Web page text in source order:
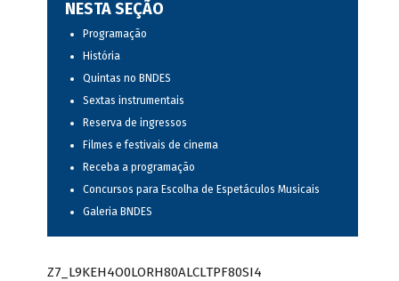
NESTA SEÇÃO
Programação
História
Quintas no BNDES
Sextas instrumentais
Reserva de ingressos
Filmes e festivais de cinema
Receba a programação
Concursos para Escolha de Espetáculos Musicais
Galeria BNDES
Z7_L9KEH4O0LORH80ALCLTPF80SI4